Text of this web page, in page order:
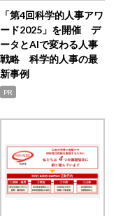
「第4回科学的人事アワ
ード2025」を開催 デ
ータとAIで変わる人事
戦略 科学的人事の最
新事例
PR